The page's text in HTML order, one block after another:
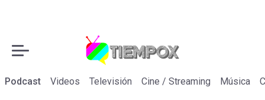
Podcast Videos Televisión Cine / Streaming Música